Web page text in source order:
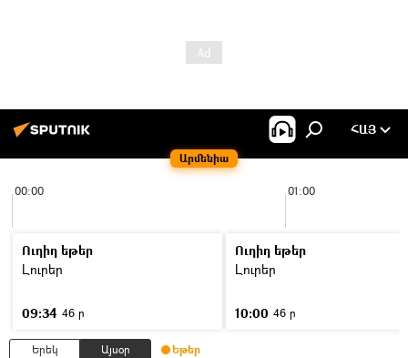
Արմենիա
ՀԱՅ
00:00 01:00
Ուղիղ եթեր
Լուրեր
09:34 46 ր
Ուղիղ եթեր
Լուրեր
10:00 46 ր
Երեկ Այսօր Եթեր